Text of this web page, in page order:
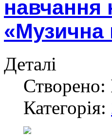
навчання
«Музична
Деталі
Створено:
Категорія: